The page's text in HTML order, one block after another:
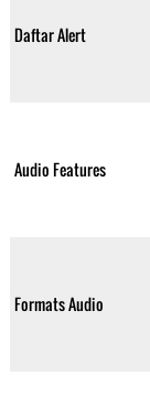
Daftar Alert
Audio Features
Formats Audio